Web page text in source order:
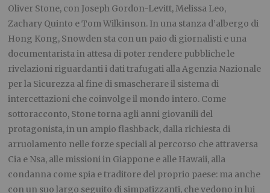
Oliver Stone, con Joseph Gordon-Levitt, Melissa Leo,
Zachary Quinto e Tom Wilkinson. In una stanza d’albergo di
Hong Kong, Snowden sta con un paio di giornalisti e una
documentarista in attesa di poter rendere pubbliche le
rivelazioni riguardanti i dati trafugati alla Agenzia Nazionale
per la Sicurezza al fine di smascherare il sistema di
intercettazioni che coinvolge il mondo intero. Come
sottoracconto, Stone torna agli anni giovanili del
protagonista, in un ampio flashback, dalla richiesta di
arruolamento nelle forze speciali al percorso che attraversa
Cia e Nsa, alle missioni in Giappone e alle Hawaii, alla
condanna come spia e traditore del proprio paese: ma anche
con un suo largo seguito di simpatizzanti, che vedono in lui